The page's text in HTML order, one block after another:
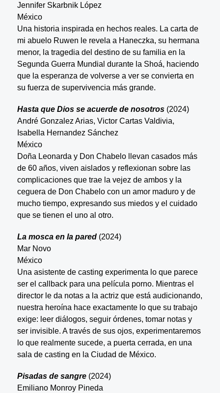
Jennifer Skarbnik López
México
Una historia inspirada en hechos reales. La carta de
mi abuelo Ruwen le revela a Haneczka, su hermana
menor, la tragedia del destino de su familia en la
Segunda Guerra Mundial durante la Shoá, haciendo
que la esperanza de volverse a ver se convierta en
su fuerza de supervivencia más grande.
Hasta que Dios se acuerde de nosotros(2024)
André Gonzalez Arias, Victor Cartas Valdivia,
Isabella Hernandez Sánchez
México
Doña Leonarda y Don Chabelo llevan casados más
de 60 años, viven aislados y reflexionan sobre las
complicaciones que trae la vejez de ambos y la
ceguera de Don Chabelo con un amor maduro y de
mucho tiempo, expresando sus miedos y el cuidado
que se tienen el uno al otro.
La mosca en la pared(2024)
Mar Novo
México
Una asistente de casting experimenta lo que parece
ser el callback para una película porno. Mientras el
director le da notas a la actriz que está audicionando,
nuestra heroína hace exactamente lo que su trabajo
exige: leer diálogos, seguir órdenes, tomar notas y
ser invisible. A través de sus ojos, experimentaremos
lo que realmente sucede, a puerta cerrada, en una
sala de casting en la Ciudad de México.
Pisadas de sangre (2024)
Emiliano Monroy Pineda